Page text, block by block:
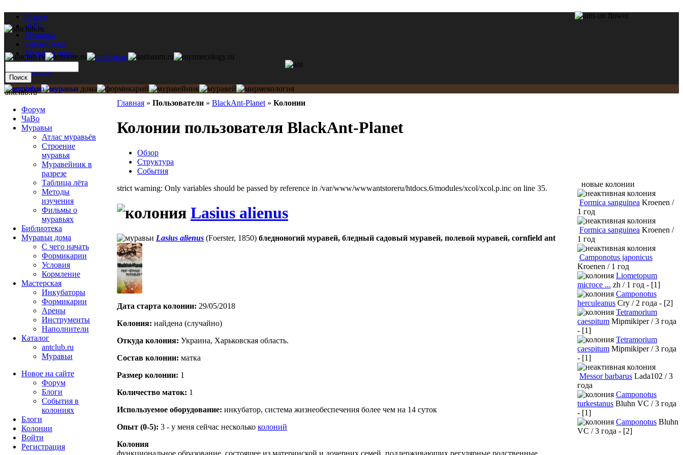
Форум
ЧаВо
Муравьи
Библиотека
Муравьи дома
Мастерская
Каталог
Главная » Пользователи » BlackAnt-Planet » Колонии
Колонии пользователя BlackAnt-Planet
Обзор
Структура
События
strict warning: Only variables should be passed by reference in /var/www/wwwantstoreru/htdocs.6/modules/xcol/xcol.p.inc on line 35.
Lasius alienus
Lasius alienus (Foerster, 1850) бледноногий муравей, бледный садовый муравей, полевой муравей, cornfield ant
Дата старта кoлонии: 29/05/2018
Кoлония: найдена (случайно)
Откуда кoлония: Украина, Харьковская область.
Состав кoлонии: матка
Размер кoлонии: 1
Количество маток: 1
Используемое оборудование: инкубатор, система жизнеобеспечения более чем на 14 суток
Опыт (0-5): 3 - у меня сейчас несколько колоний
Колония
функциональное образование, состоящее из материнской и дочерних семей, поддерживающих регулярные родственные
antclub.ru
Форум
ЧаВо
Муравьи
Атлас муравьёв
Строение
муравья
Муравейник в
разрезе
Таблица лёта
Методы
изучения
Фильмы о
муравьях
Библиотека
Муравьи дома
С чего начать
Формикарии
Условия
Кормление
Мастерская
Инкубаторы
Формикарии
Арены
Инструменты
Наполнители
Каталог
antclub.ru
Муравьи
Новое на сайте
Форум
Блоги
События в
колониях
Блоги
Колонии
Войти
Peгиcтpaция
новые колонии
Formica sanguinea Kroenen /
1 год
Formica sanguinea Kroenen /
1 год
Camponotus japonicus
Kroenen / 1 год
Liometopum
microce ... zh / 1 год - [1]
Camponotus
herculeanus Cry / 2 года - [2]
Tetramorium
caespitum Mipmikiper / 3 года
- [1]
Tetramorium
caespitum Mipmikiper / 3 года
- [1]
Messor barbarus Lada102 / 3
года
Camponotus
turkestanus Bluhn VC / 3 года
- [1]
Camponotus Bluhn
VC / 3 года - [2]